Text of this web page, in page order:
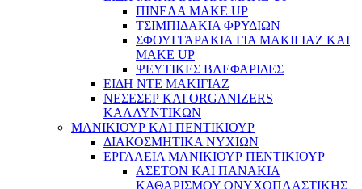
ΠΙΝΕΛΑ MAKE UP
ΤΣΙΜΠΙΔΑΚΙΑ ΦΡΥΔΙΩΝ
ΣΦΟΥΓΓΑΡΑΚΙΑ ΓΙΑ ΜΑΚΙΓΙΑZ ΚΑΙ
MAKE UP
ΨΕΥΤΙΚΕΣ ΒΛΕΦΑΡΙΔΕΣ
ΕΙΔΗ ΝΤΕ ΜΑΚΙΓΙΑΖ
ΝΕΣΕΣΕΡ ΚΑΙ ORGANIZERS
ΚΑΛΛΥΝΤΙΚΩΝ
ΜΑΝΙΚΙΟΥΡ ΚΑΙ ΠΕΝΤΙΚΙΟΥΡ
ΔΙΑΚΟΣΜΗΤΙΚΑ ΝΥΧΙΩΝ
ΕΡΓΑΛΕΙΑ ΜΑΝΙΚΙΟΥΡ ΠΕΝΤΙΚΙΟΥΡ
ΑΣΕΤΟΝ ΚΑΙ ΠΑΝΑΚΙΑ
ΚΑΘΑΡΙΣΜΟΥ ΟΝΥΧΟΠΛΑΣΤΙΚΗΣ